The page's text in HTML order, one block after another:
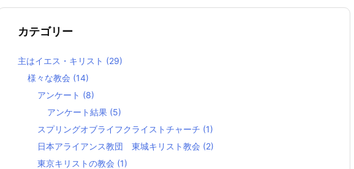
カテゴリー
主はイエス・キリスト (29)
様々な教会 (14)
アンケート (8)
アンケート結果 (5)
スプリングオブライフクライストチャーチ (1)
日本アライアンス教団 東城キリスト教会 (2)
東京キリストの教会 (1)